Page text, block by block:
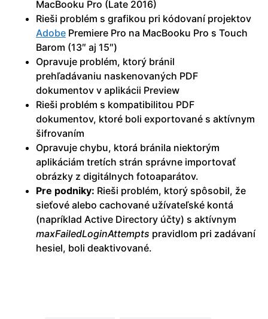
MacBooku Pro (Late 2016)
Rieši problém s grafikou pri kódovaní projektov
Adobe Premiere Pro na MacBooku Pro s Touch
Barom (13″ aj 15″)
Opravuje problém, ktorý bránil
prehľadávaniu naskenovaných PDF
dokumentov v aplikácii Preview
Rieši problém s kompatibilitou PDF
dokumentov, ktoré boli exportované s aktívnym
šifrovaním
Opravuje chybu, ktorá bránila niektorým
aplikáciám tretích strán správne importovať
obrázky z digitálnych fotoaparátov.
Pre podniky: Rieši problém, ktorý spôsobil, že
sieťové alebo cachované užívateľské kontá
(napríklad Active Directory účty) s aktívnym
maxFailedLoginAttempts pravidlom pri zadávaní
hesiel, boli deaktivované.